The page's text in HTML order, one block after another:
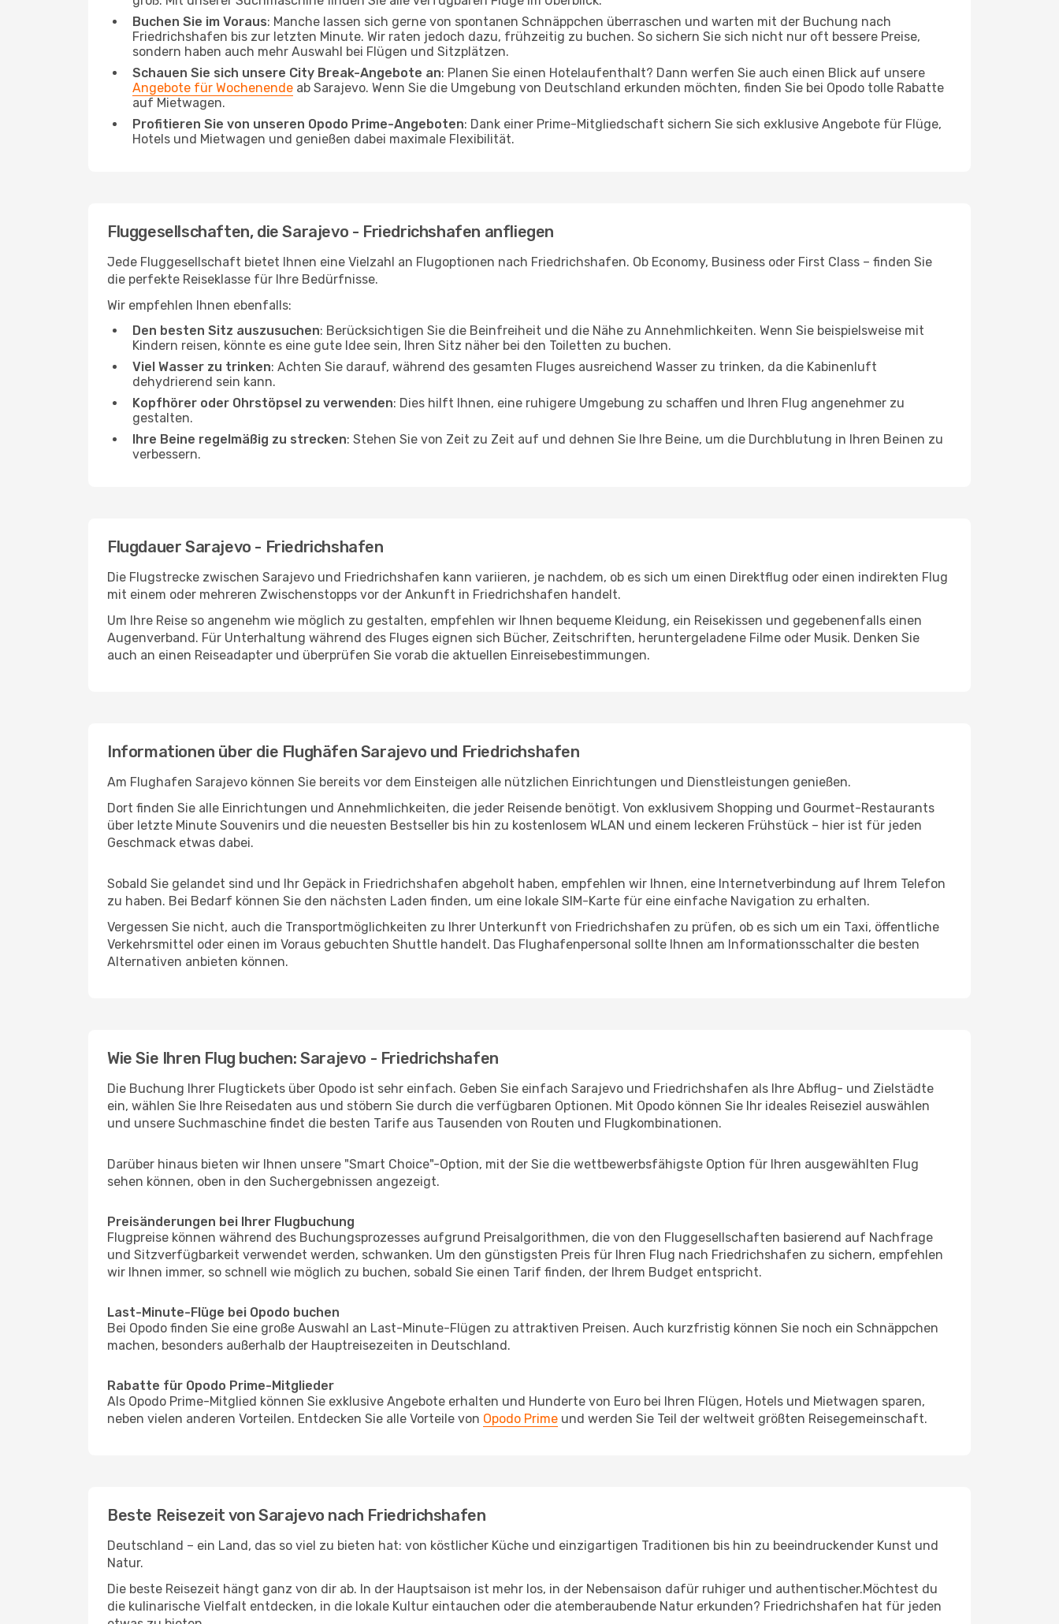
Buchen Sie im Voraus: Manche lassen sich gerne von spontanen Schnäppchen überraschen und warten mit der Buchung nach
Friedrichshafen bis zur letzten Minute. Wir raten jedoch dazu, frühzeitig zu buchen. So sichern Sie sich nicht nur oft bessere Preise,
sondern haben auch mehr Auswahl bei Flügen und Sitzplätzen.
Schauen Sie sich unsere City Break-Angebote an: Planen Sie einen Hotelaufenthalt? Dann werfen Sie auch einen Blick auf unsere
Angebote für Wochenende ab Sarajevo. Wenn Sie die Umgebung von Deutschland erkunden möchten, finden Sie bei Opodo tolle Rabatte
auf Mietwagen.
Profitieren Sie von unseren Opodo Prime-Angeboten: Dank einer Prime-Mitgliedschaft sichern Sie sich exklusive Angebote für Flüge,
Hotels und Mietwagen und genießen dabei maximale Flexibilität.
Fluggesellschaften, die Sarajevo - Friedrichshafen anfliegen
Jede Fluggesellschaft bietet Ihnen eine Vielzahl an Flugoptionen nach Friedrichshafen. Ob Economy, Business oder First Class – finden Sie
die perfekte Reiseklasse für Ihre Bedürfnisse.
Wir empfehlen Ihnen ebenfalls:
Den besten Sitz auszusuchen: Berücksichtigen Sie die Beinfreiheit und die Nähe zu Annehmlichkeiten. Wenn Sie beispielsweise mit
Kindern reisen, könnte es eine gute Idee sein, Ihren Sitz näher bei den Toiletten zu buchen.
Viel Wasser zu trinken: Achten Sie darauf, während des gesamten Fluges ausreichend Wasser zu trinken, da die Kabinenluft
dehydrierend sein kann.
Kopfhörer oder Ohrstöpsel zu verwenden: Dies hilft Ihnen, eine ruhigere Umgebung zu schaffen und Ihren Flug angenehmer zu
gestalten.
Ihre Beine regelmäßig zu strecken: Stehen Sie von Zeit zu Zeit auf und dehnen Sie Ihre Beine, um die Durchblutung in Ihren Beinen zu
verbessern.
Flugdauer Sarajevo - Friedrichshafen
Die Flugstrecke zwischen Sarajevo und Friedrichshafen kann variieren, je nachdem, ob es sich um einen Direktflug oder einen indirekten Flug
mit einem oder mehreren Zwischenstopps vor der Ankunft in Friedrichshafen handelt.
Um Ihre Reise so angenehm wie möglich zu gestalten, empfehlen wir Ihnen bequeme Kleidung, ein Reisekissen und gegebenenfalls einen
Augenverband. Für Unterhaltung während des Fluges eignen sich Bücher, Zeitschriften, heruntergeladene Filme oder Musik. Denken Sie
auch an einen Reiseadapter und überprüfen Sie vorab die aktuellen Einreisebestimmungen.
Informationen über die Flughäfen Sarajevo und Friedrichshafen
Am Flughafen Sarajevo können Sie bereits vor dem Einsteigen alle nützlichen Einrichtungen und Dienstleistungen genießen.
Dort finden Sie alle Einrichtungen und Annehmlichkeiten, die jeder Reisende benötigt. Von exklusivem Shopping und Gourmet-Restaurants
über letzte Minute Souvenirs und die neuesten Bestseller bis hin zu kostenlosem WLAN und einem leckeren Frühstück – hier ist für jeden
Geschmack etwas dabei.
Sobald Sie gelandet sind und Ihr Gepäck in Friedrichshafen abgeholt haben, empfehlen wir Ihnen, eine Internetverbindung auf Ihrem Telefon
zu haben. Bei Bedarf können Sie den nächsten Laden finden, um eine lokale SIM-Karte für eine einfache Navigation zu erhalten.
Vergessen Sie nicht, auch die Transportmöglichkeiten zu Ihrer Unterkunft von Friedrichshafen zu prüfen, ob es sich um ein Taxi, öffentliche
Verkehrsmittel oder einen im Voraus gebuchten Shuttle handelt. Das Flughafenpersonal sollte Ihnen am Informationsschalter die besten
Alternativen anbieten können.
Wie Sie Ihren Flug buchen: Sarajevo - Friedrichshafen
Die Buchung Ihrer Flugtickets über Opodo ist sehr einfach. Geben Sie einfach Sarajevo und Friedrichshafen als Ihre Abflug- und Zielstädte
ein, wählen Sie Ihre Reisedaten aus und stöbern Sie durch die verfügbaren Optionen. Mit Opodo können Sie Ihr ideales Reiseziel auswählen
und unsere Suchmaschine findet die besten Tarife aus Tausenden von Routen und Flugkombinationen.
Darüber hinaus bieten wir Ihnen unsere "Smart Choice"-Option, mit der Sie die wettbewerbsfähigste Option für Ihren ausgewählten Flug
sehen können, oben in den Suchergebnissen angezeigt.
Preisänderungen bei Ihrer Flugbuchung
Flugpreise können während des Buchungsprozesses aufgrund Preisalgorithmen, die von den Fluggesellschaften basierend auf Nachfrage
und Sitzverfügbarkeit verwendet werden, schwanken. Um den günstigsten Preis für Ihren Flug nach Friedrichshafen zu sichern, empfehlen
wir Ihnen immer, so schnell wie möglich zu buchen, sobald Sie einen Tarif finden, der Ihrem Budget entspricht.
Last-Minute-Flüge bei Opodo buchen
Bei Opodo finden Sie eine große Auswahl an Last-Minute-Flügen zu attraktiven Preisen. Auch kurzfristig können Sie noch ein Schnäppchen
machen, besonders außerhalb der Hauptreisezeiten in Deutschland.
Rabatte für Opodo Prime-Mitglieder
Als Opodo Prime-Mitglied können Sie exklusive Angebote erhalten und Hunderte von Euro bei Ihren Flügen, Hotels und Mietwagen sparen,
neben vielen anderen Vorteilen. Entdecken Sie alle Vorteile von Opodo Prime und werden Sie Teil der weltweit größten Reisegemeinschaft.
Beste Reisezeit von Sarajevo nach Friedrichshafen
Deutschland – ein Land, das so viel zu bieten hat: von köstlicher Küche und einzigartigen Traditionen bis hin zu beeindruckender Kunst und
Natur.
Die beste Reisezeit hängt ganz von dir ab. In der Hauptsaison ist mehr los, in der Nebensaison dafür ruhiger und authentischer.Möchtest du
die kulinarische Vielfalt entdecken, in die lokale Kultur eintauchen oder die atemberaubende Natur erkunden? Friedrichshafen hat für jeden